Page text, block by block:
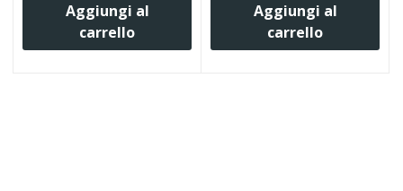
Aggiungi al
carrello
Aggiungi al
carrello